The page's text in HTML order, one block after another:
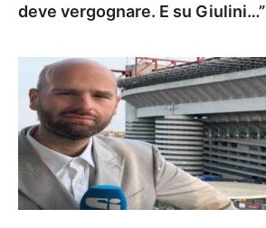
deve vergognare. E su Giulini…”